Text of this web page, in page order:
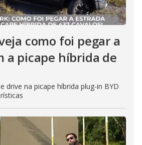
como foi pegar a
a picape híbrida de
drive na picape híbrida plug-in BYD